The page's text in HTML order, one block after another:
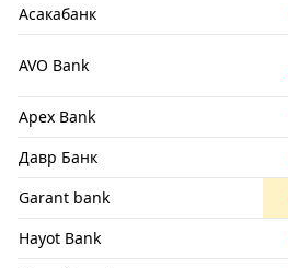
Асакабанк
AVO Bank
Apex Bank
Давр Банк
Garant bank
Hayot Bank